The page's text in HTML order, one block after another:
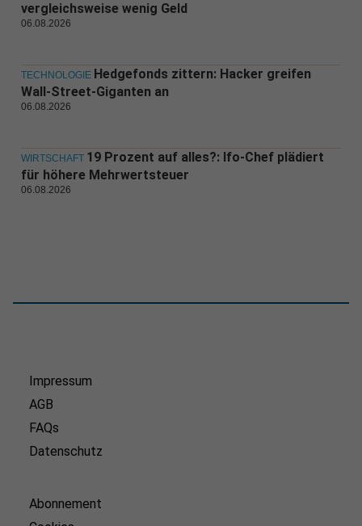
vergleichsweise wenig Geld
06.08.2026
TECHNOLOGIE Hedgefonds zittern: Hacker greifen
Wall-Street-Giganten an
06.08.2026
WIRTSCHAFT 19 Prozent auf alles?: Ifo-Chef plädiert
für höhere Mehrwertsteuer
06.08.2026
Impressum
AGB
FAQs
Datenschutz
Abonnement